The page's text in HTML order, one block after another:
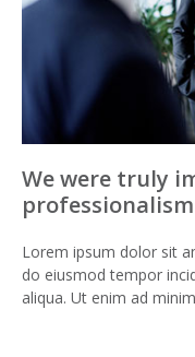
We were truly
Lorem ipsum dolor sit
do eiusmod tempor
aliqua. Ut enim ad